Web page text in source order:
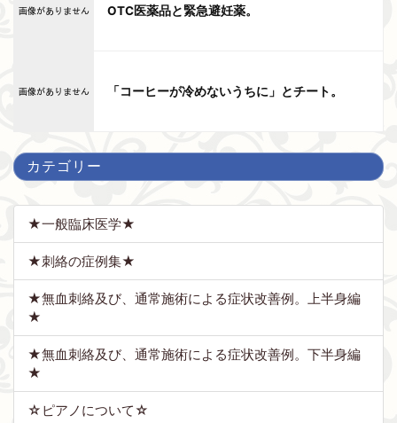
OTC医薬品と緊急避妊薬。
「コーヒーが冷めないうちに」とチート。
カテゴリー
★一般臨床医学★
★刺絡の症例集★
★無血刺絡及び、通常施術による症状改善例。上半身編
★
★無血刺絡及び、通常施術による症状改善例。下半身編
★
☆ピアノについて☆